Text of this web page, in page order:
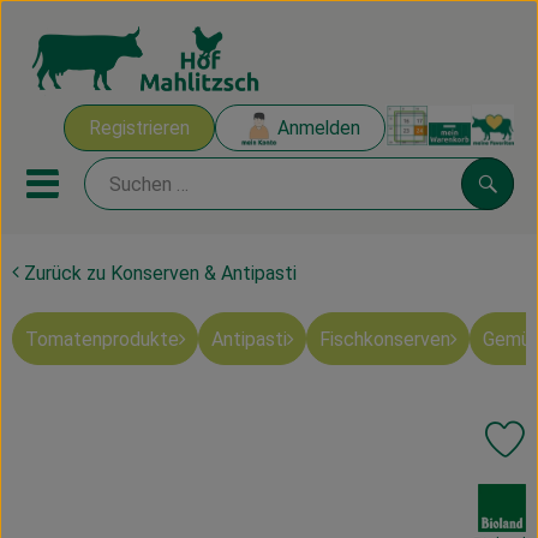
Registrieren Anmelden
Mobiles Menu öffnen oder
Ökokisten
Mahlitzscher Produkte
Zurück zu Konserven & Antipasti
Tomatenprodukte Antipasti Fischkonserven